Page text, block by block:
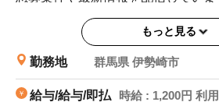
友だち登録はこちら ⇒ https://lin.ee/
（フルキャスト館林営業課）
伊勢崎市 三和町 群馬 倉庫 高時給
もっと見る
勤務地 群馬県 伊勢崎市
給与/給与/即払
時給 : 1,200円 利